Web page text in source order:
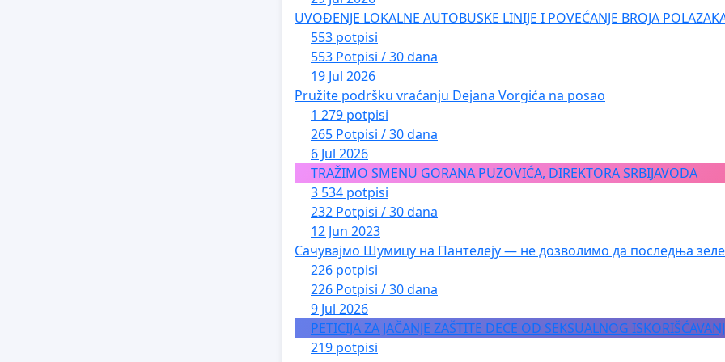
UVOĐENJE LOKALNE AUTOBUSKE LINIJE I POVEĆANJE BROJA
553 potpisi
553 Potpisi / 30 dana
19 Jul 2026
Pružite podršku vraćanju Dejana Vorgića na posao
1 279 potpisi
265 Potpisi / 30 dana
6 Jul 2026
TRAŽIMO SMENU GORANA PUZOVIĆA, DIREKTORA SRBIJAVODA
3 534 potpisi
232 Potpisi / 30 dana
12 Jun 2023
Сачувајмо Шумицу на Пантелеју — не дозволимо да последња
226 potpisi
226 Potpisi / 30 dana
9 Jul 2026
PETICIJA ZA JAČANJE ZAŠTITE DECE OD SEKSUALNOG
219 potpisi